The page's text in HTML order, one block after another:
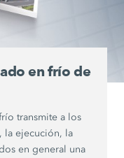
en frío de
transmite a los
la ejecución, la
en general una